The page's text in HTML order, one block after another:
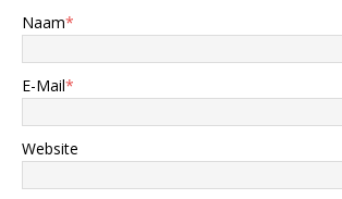
Naam*
E-Mail*
Website